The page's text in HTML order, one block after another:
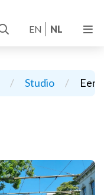
EN NL
/ Studio /